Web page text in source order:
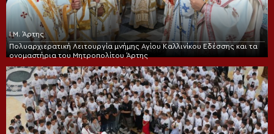
Ι.Μ. Άρτης
Πολυαρχιερατική Λειτουργία μνήμης Αγίου Καλλινίκου Εδέσσης και τα
ονομαστήρια του Μητροπολίτου Άρτης